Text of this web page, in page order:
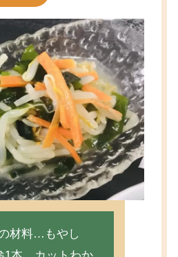
材料…もやし